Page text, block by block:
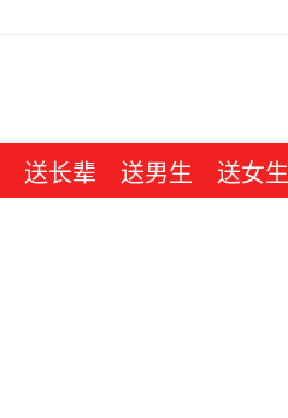
送长辈 送男生 送女生